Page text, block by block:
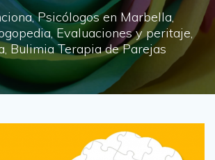
Psicólogos en Marbella,
Evaluaciones y peritaje,
Bulimia Terapia de Parejas